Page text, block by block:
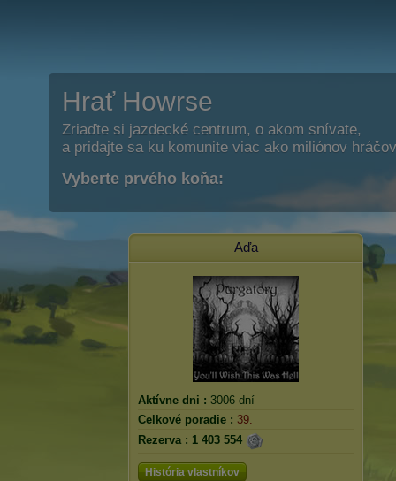
Hrať Howrse
Zriaďte si jazdecké centrum, o akom snívate,
a pridajte sa ku komunite viac ako miliónov
Vyberte prvého koňa:
Aďa
Aktívne dni : 3006 dní
Celkové poradie : 39.
Rezerva : 1 403 554
História vlastníkov